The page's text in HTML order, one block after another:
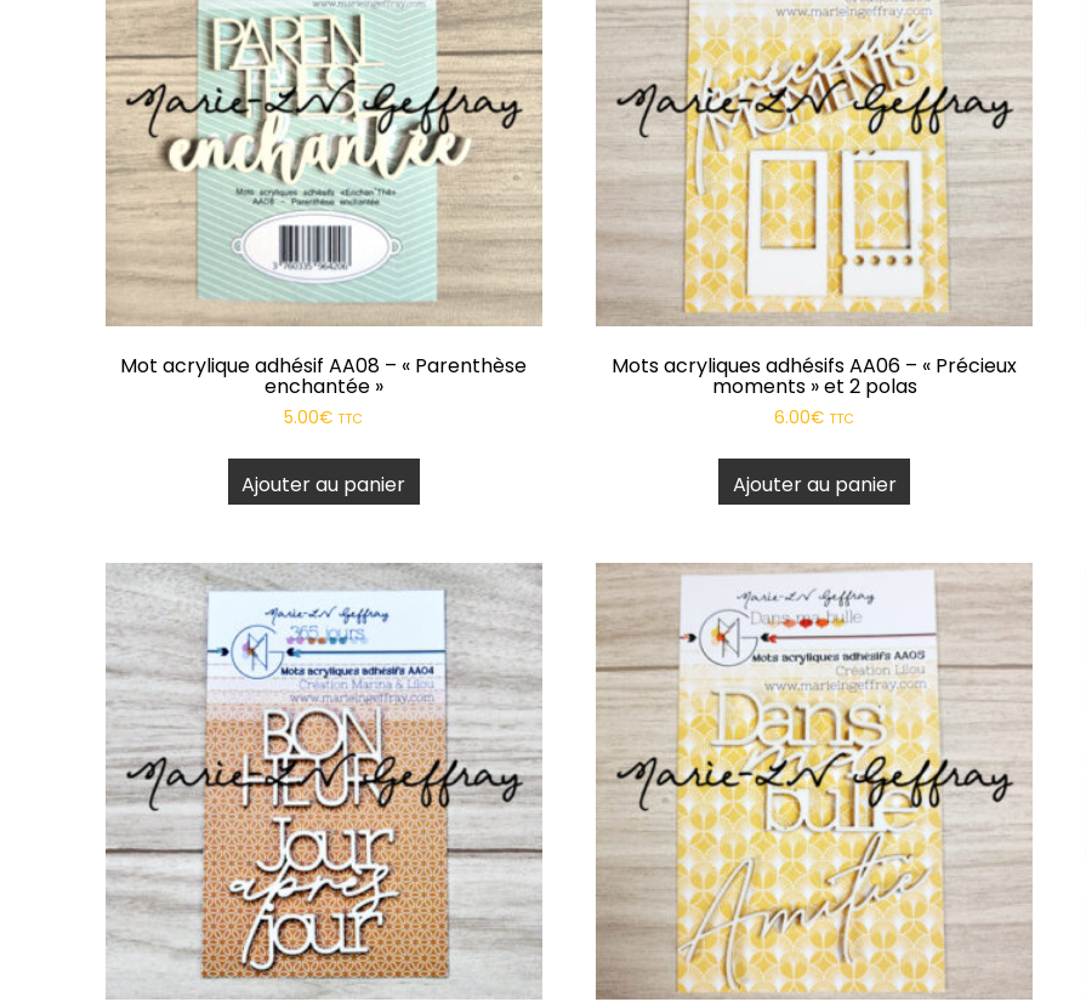
Plaisirs d’hiver
Porte-Bonheur
Hiverning
Âmes Soeurs
Mot acrylique adhésif AA08 – « Parenthèse
enchantée »
5.00€ TTC
Ajouter au panier
Mots acryliques adhésifs AA06 – « Précieux
moments » et 2 polas
6.00€ TTC
Ajouter au panier